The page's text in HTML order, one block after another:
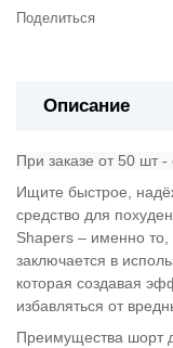
Поделиться
Описание
При заказе от 50 шт -
Ищите быстрое,
средство для
Shapers – именно
заключается в
которая создавая
избавляться от
Преимущества шорт